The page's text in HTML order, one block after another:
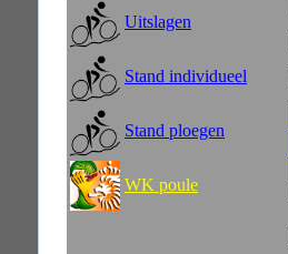
Uitslagen
Stand individueel
Stand ploegen
WK poule